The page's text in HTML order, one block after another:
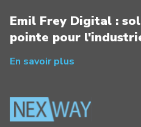
Emil Frey Digital :
pointe pour
En savoir plus